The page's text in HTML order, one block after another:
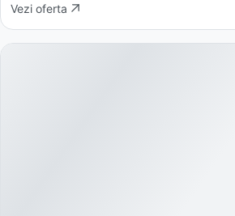
Vezi oferta